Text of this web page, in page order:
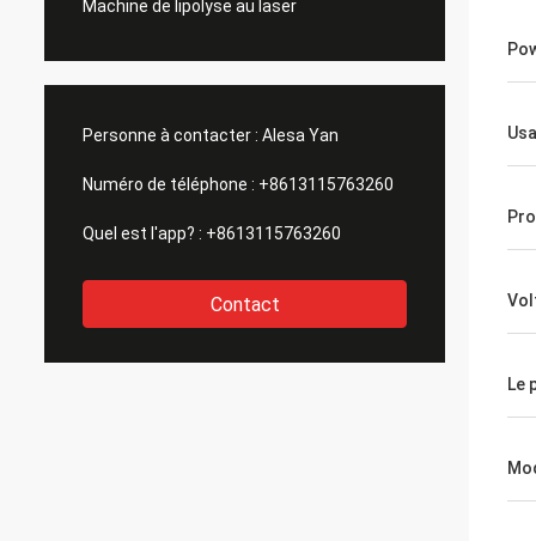
Machine de lipolyse au laser
Personne à contacter : Alesa Yan
Numéro de téléphone : +8613115763260
Quel est l'app? : +8613115763260
Contact
Le